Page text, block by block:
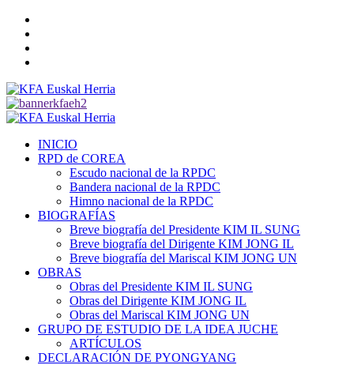
Saltar
contenido
Menú
INICIO
RPD de COREA
Escudo nacional de la RPDC
Bandera nacional de la RPDC
Himno nacional de la RPDC
BIOGRAFÍAS
Breve biografía del Presidente KIM IL SUNG
Breve biografía del Dirigente KIM JONG IL
Breve biografía del Mariscal KIM JONG UN
OBRAS
Obras del Presidente KIM IL SUNG
Obras del Dirigente KIM JONG IL
Obras del Mariscal KIM JONG UN
GRUPO DE ESTUDIO DE LA IDEA JUCHE
ARTÍCULOS
DECLARACIÓN DE PYONGYANG